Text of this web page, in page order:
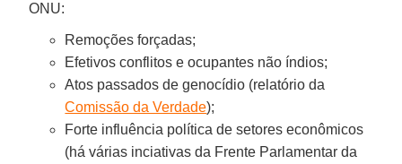
ONU:
Remoções forçadas;
Efetivos conflitos e ocupantes não índios;
Atos passados de genocídio (relatório da
Comissão da Verdade);
Forte influência política de setores econômicos
(há várias inciativas da Frente Parlamentar da